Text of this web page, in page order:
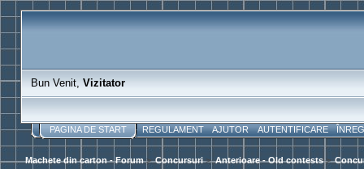
Bun Venit,Vizitator
PAGINA DE START REGULAMENT AJUTOR AUTENTIFICARE
Machete din carton - Forum> Concursuri> Anterioare - Old contests>